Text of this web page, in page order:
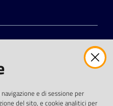
e di sessione per
del sito, e cookie analitici per